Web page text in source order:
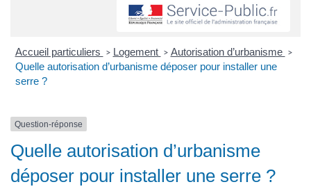
Accueil particuliers > Logement > Autorisation d’urbanisme >
Quelle autorisation d’urbanisme déposer pour installer une
serre ?
Question-réponse
Quelle autorisation d’urbanisme
déposer pour installer une serre ?